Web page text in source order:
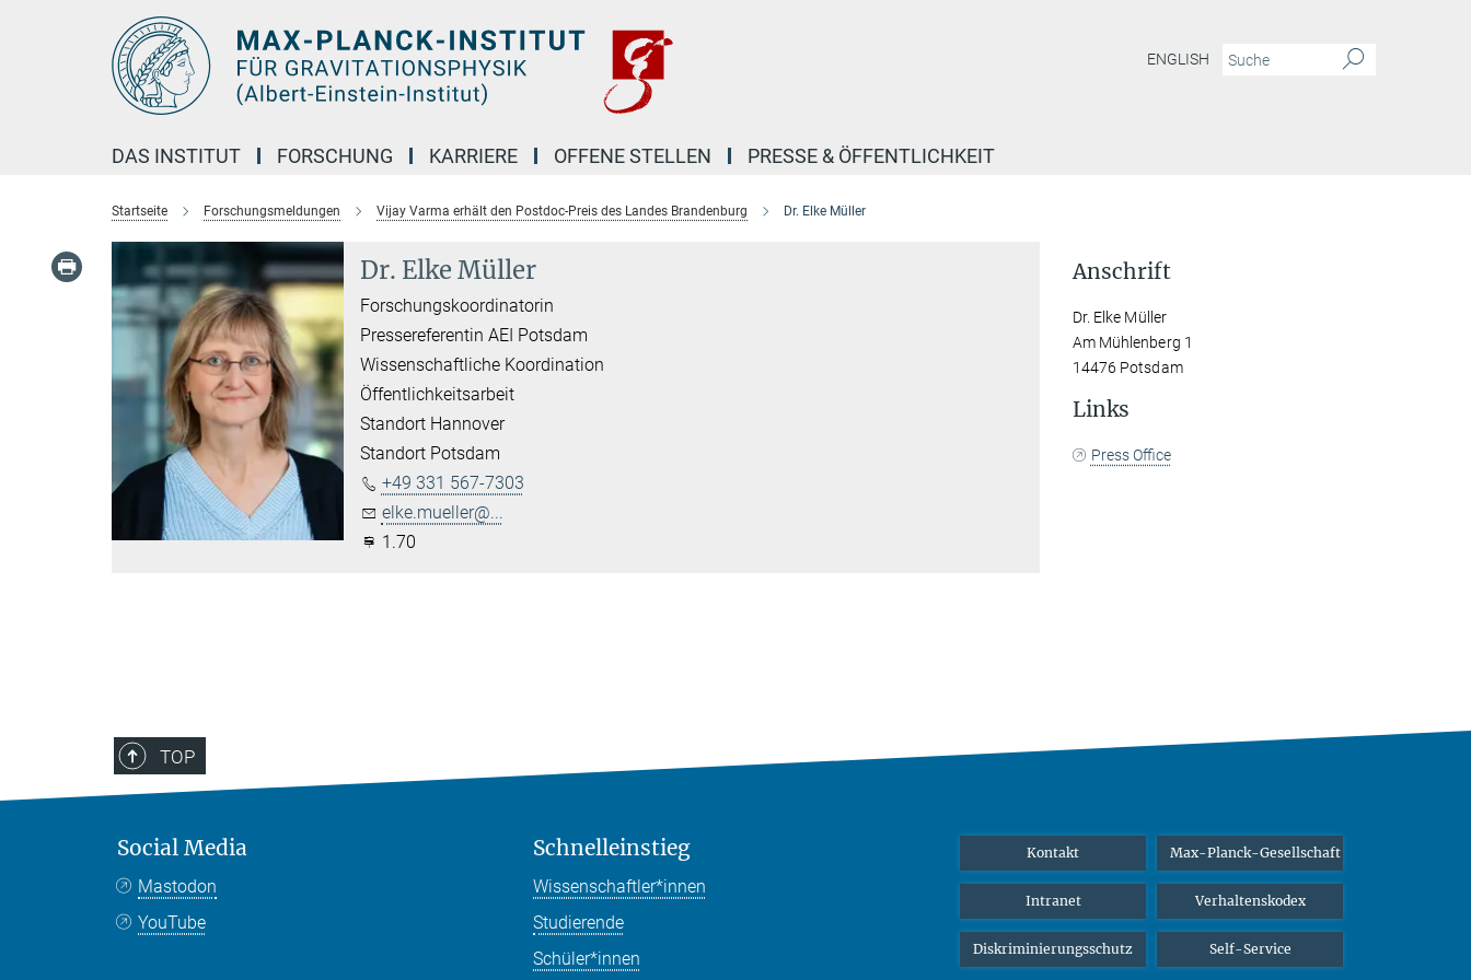
ENGLISH
DAS INSTITUT FORSCHUNG KARRIERE OFFENE STELLEN PRESSE & ÖFFENTLICHKEIT
Startseite Forschungsmeldungen Vijay Varma erhält den Postdoc-Preis des Landes Brandenburg Dr. Elke Müller
Dr. Elke Müller
Forschungskoordinatorin
Pressereferentin AEI Potsdam
Wissenschaftliche Koordination
Öffentlichkeitsarbeit
Standort Hannover
Standort Potsdam
+49 331 567-7303
elke.mueller@...
1.70
Anschrift
Dr. Elke Müller
Am Mühlenberg 1
14476 Potsdam
Links
Press Office
TOP
Social Media
Mastodon
YouTube
Schnelleinstieg
Wissenschaftler*innen
Studierende
Schüler*innen
Kontakt Max-Planck-Gesellschaft
Intranet Verhaltenskodex
Diskriminierungsschutz Self-Service